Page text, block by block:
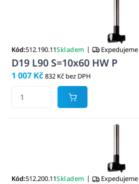
Kód:512.190.11Skladem | Expedujeme
D19 L90 S=10x60 HW P
1 007 Kč 832 Kč bez DPH
Kód:512.200.11Skladem | Expedujeme